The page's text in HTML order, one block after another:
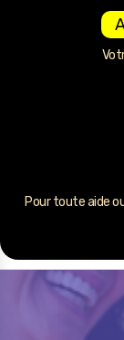
Pour toute aide